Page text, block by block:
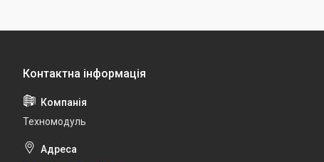
Техномодуль